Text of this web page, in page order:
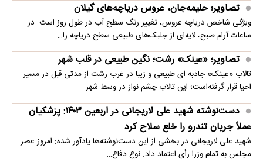
تصاویر؛ حلیمه‌جان، عروس دریاچه‌های گیلان
ویژگی شاخص دریاچه عروس، تغییر رنگ سطح آب در طول روز است. در
ساعات آرام صبح، لایه‌ای از جلبک‌های طبیعی سطح دریاچه را…
تصاویر؛ «عینک» رشت؛ نگین طبیعی در قلب شهر
تالاب «عینک» جاذبه ای طبیعی و زیبا در غرب رشت از مدتی قبل در مسیر
احیا قرار گرفته‌است؛ این تالاب چشم نواز در وسط شهر…
دست‌نوشته شهید علی لاریجانی در اربعین ۱۴۰۳: پزشکیان
عملاً جریان تندرو را خلع سلاح کرد
شهید علی لاریجانی در بخشی از این دست‌نوشته‌ها یادآور شده: امروز عصر
مجلس به تمام وزرا رأی اعتماد داد. نوع دفاع…